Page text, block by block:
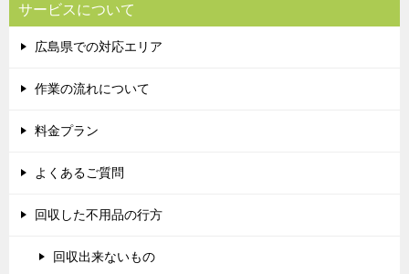
サービスについて
広島県での対応エリア
作業の流れについて
料金プラン
よくあるご質問
回収した不用品の行方
回収出来ないもの